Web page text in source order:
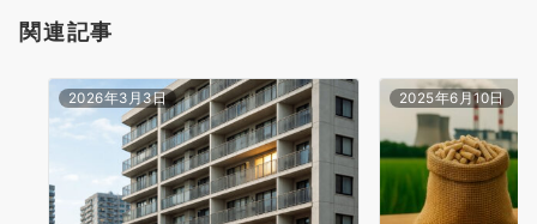
関連記事
2026年3月3日 2025年6月10日